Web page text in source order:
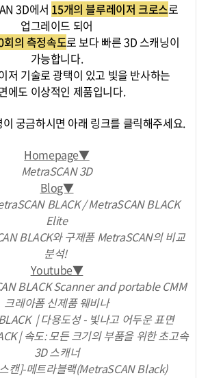
3D에서 15개의 블루레이저 크로스로
업그레이드 되어
의 측정속도로 보다 빠른 3D 스캐닝이
가능합니다.
저 기술로 광택이 있고 빛을 반사하는
에도 이상적인 제품입니다.
궁금하시면 아래 링크를 클릭해주세요.
Homepage▼
MetraSCAN 3D
Blog▼
BLACK / MetraSCAN BLACK
Elite
BLACK와 구제품 MetraSCAN의 비교
분석!
Youtube▼
BLACK Scanner and portable CMM
크레아폼 신제품 웨비나
| 다용도성 - 빛나고 어두운 표면
| 속도: 모든 크기의 부품을 위한 초고속
3D 스캐너
캔]-메트라블랙(MetraSCAN Black)